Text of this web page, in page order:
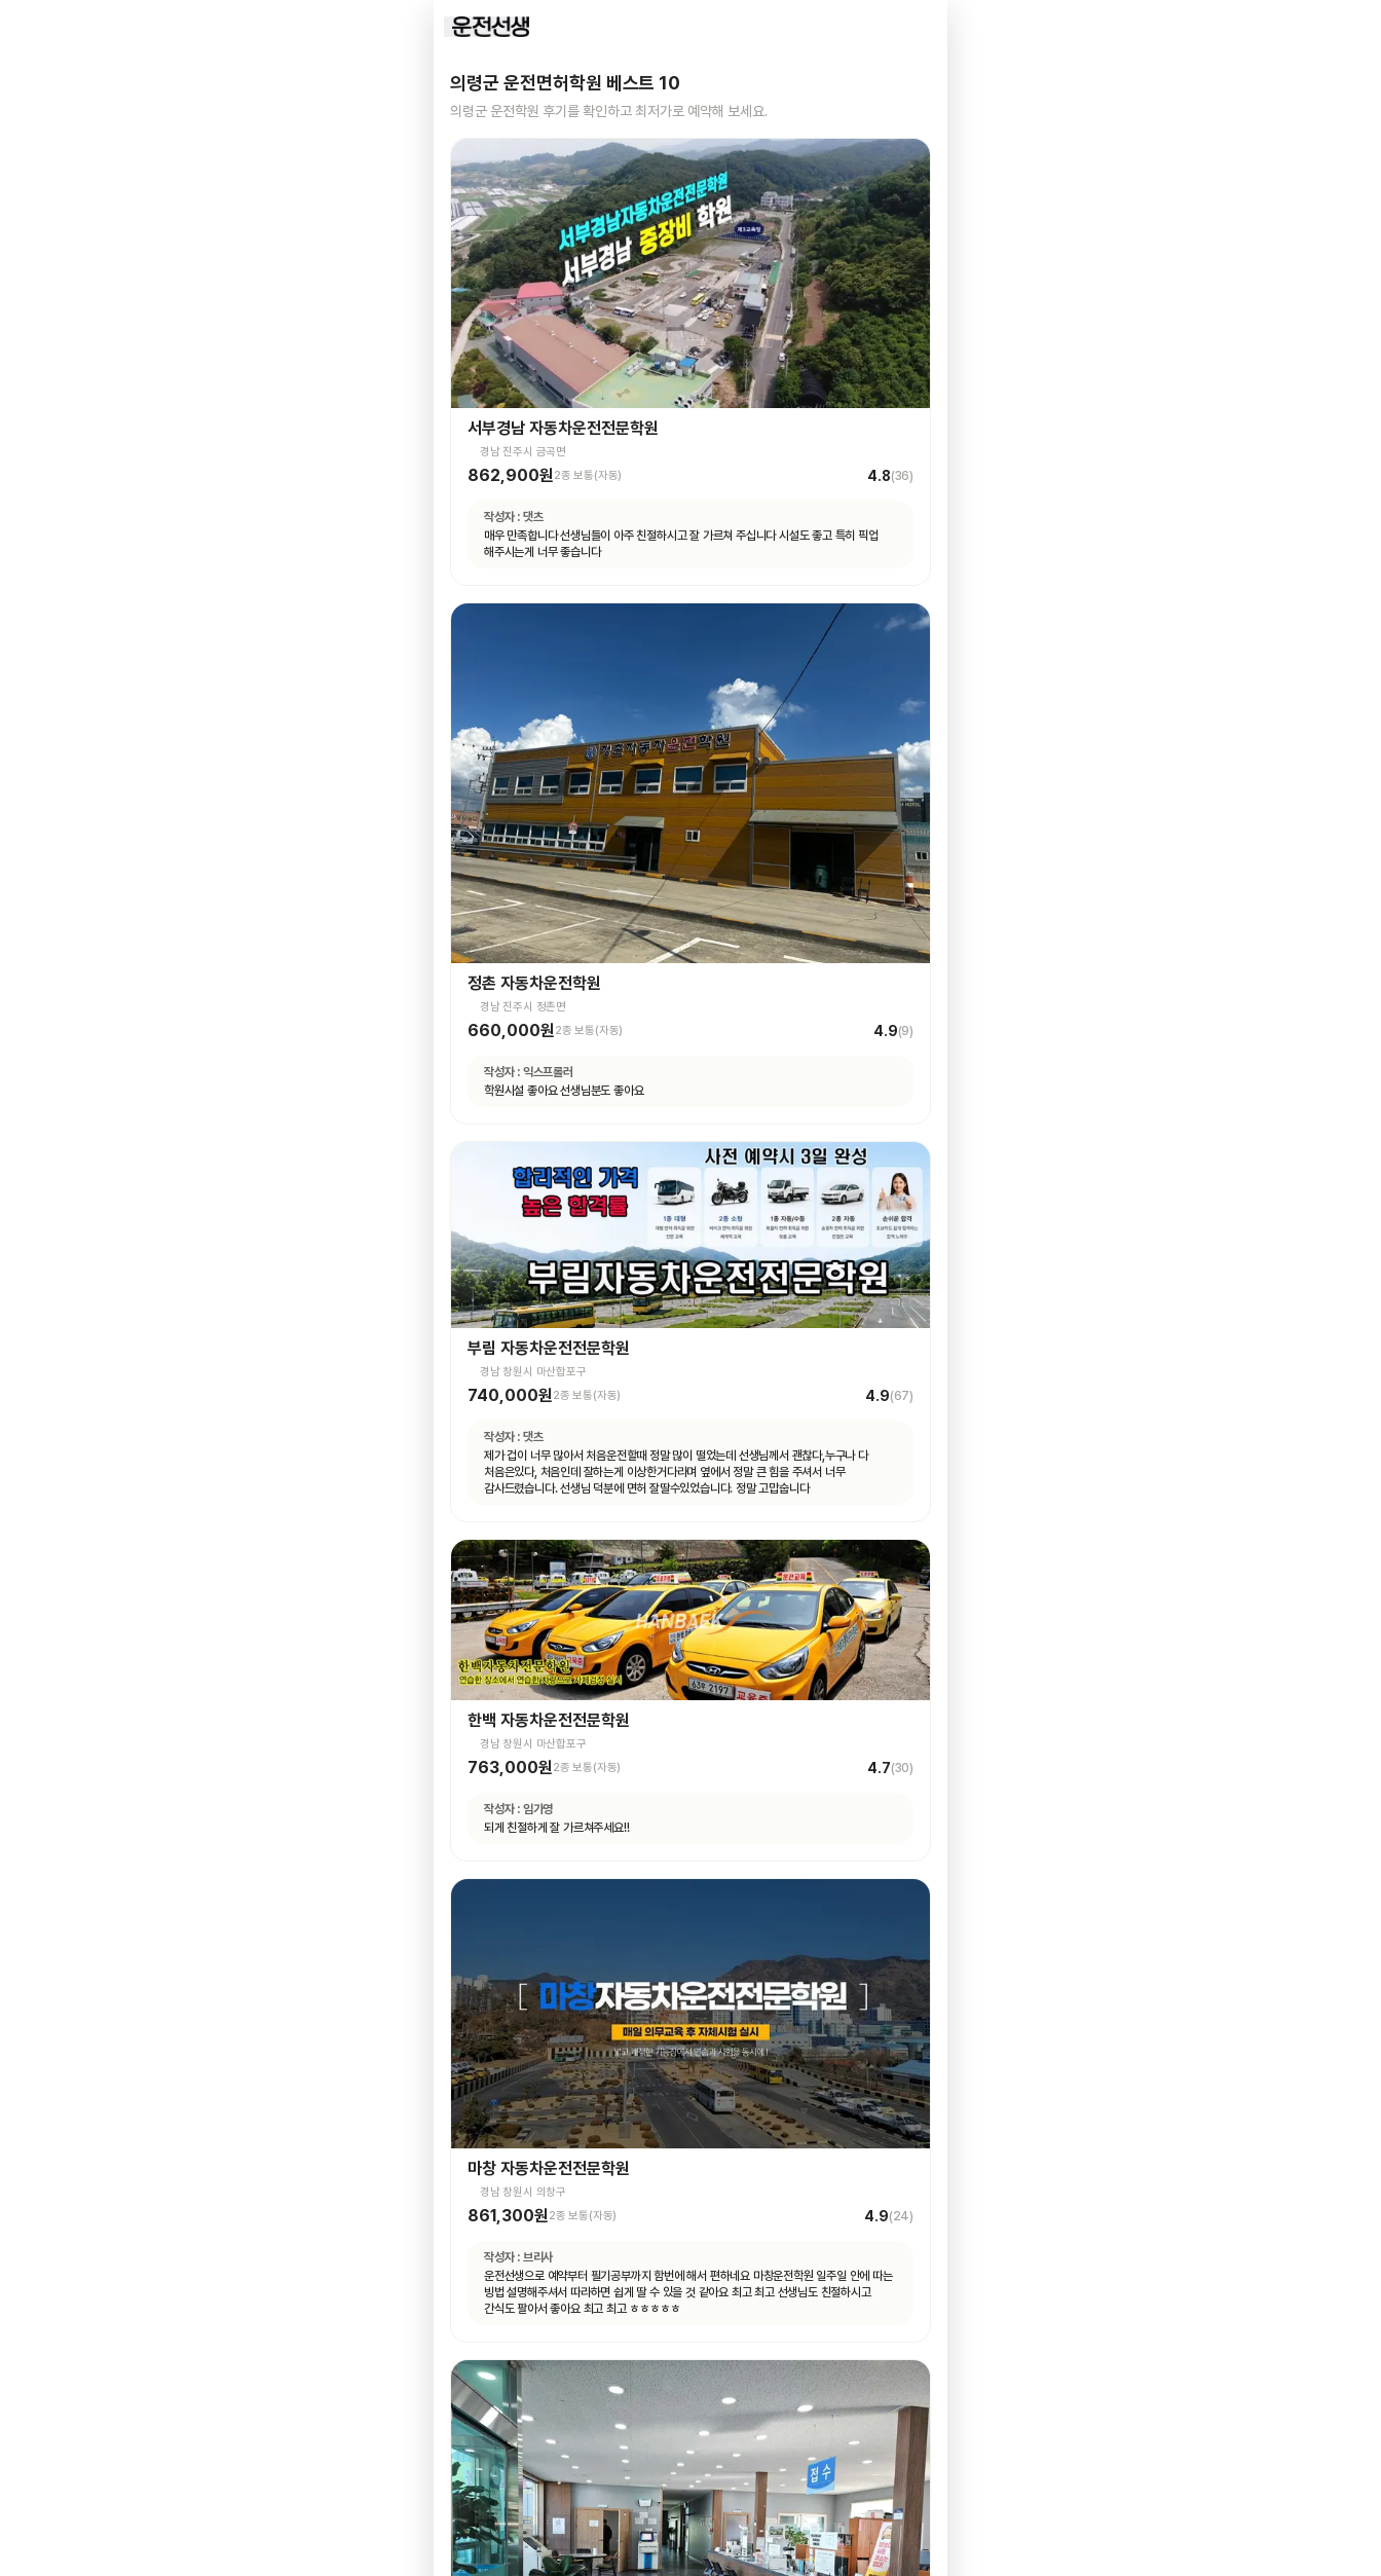
의령군 운전면허학원 베스트 10
의령군 운전학원 후기를 확인하고 최저가로 예약해 보세요.
서부경남 자동차운전전문학원
경남 진주시 금곡면
862,900원2종 보통(자동) 4.8(36)
작성자 : 댓츠
매우 만족합니다 선생님들이 아주 친절하시고 잘 가르쳐 주십니다 시설도 좋고 특히 픽업
해주시는게 너무 좋습니다
정촌 자동차운전학원
경남 진주시 정촌면
660,000원 2종 보통(자동) 4.9(9)
작성자 : 익스프롤러
학원시설 좋아요 선생님분도 좋아요
부림 자동차운전전문학원
경남 창원시 마산합포구
740,000원2종 보통(자동) 4.9(67)
작성자 : 댓츠
제가 겁이 너무 많아서 처음운전할때 정말 많이 떨었는데 선생님께서 괜찮다,누구나 다
처음은있다, 처음인데 잘하는게 이상한거다라며 옆에서 정말 큰 힘을 주셔서 너무
감사드렸습니다. 선생님 덕분에 면허 잘딸수있었습니다. 정말 고맙숩니다
한백 자동차운전전문학원
경남 창원시 마산합포구
763,000원 2종 보통(자동) 4.7(30)
작성자 : 임가영
되게 친절하게 잘 가르쳐주세요!!
마창 자동차운전전문학원
경남 창원시 의창구
861,300원2종 보통(자동) 4.9(24)
작성자 : 브리사
운전선생으로 예약부터 필기공부까지 함번에 해서 편하네요 마창운전학원 일주일 안에 따는
빙법 설명해주셔서 따라하면 쉽게 딸 수 있을 것 같아요 최고 최고 선생님도 친절하시고
간식도 팔아서 좋아요 최고 최고 ㅎㅎㅎㅎㅎ